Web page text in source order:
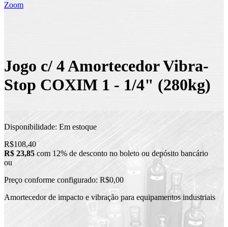
Zoom
Jogo c/ 4 Amortecedor Vibra-
Stop COXIM 1 - 1/4" (280kg)
Disponibilidade: Em estoque
R$108,40
R$ 23,85 com 12% de desconto no boleto ou depósito bancário
ou
Preço conforme configurado: R$0,00
Amortecedor de impacto e vibração para equipamentos industriais